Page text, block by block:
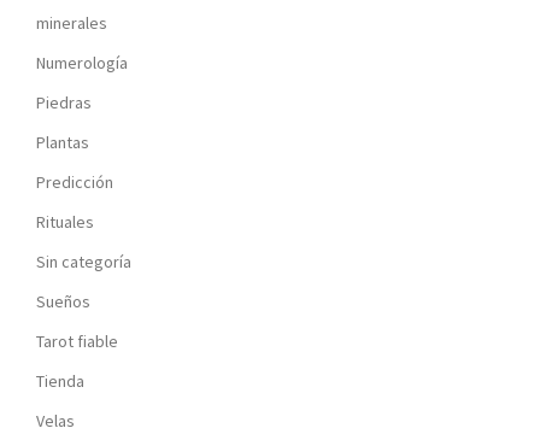
minerales
Numerología
Piedras
Plantas
Predicción
Rituales
Sin categoría
Sueños
Tarot fiable
Tienda
Velas